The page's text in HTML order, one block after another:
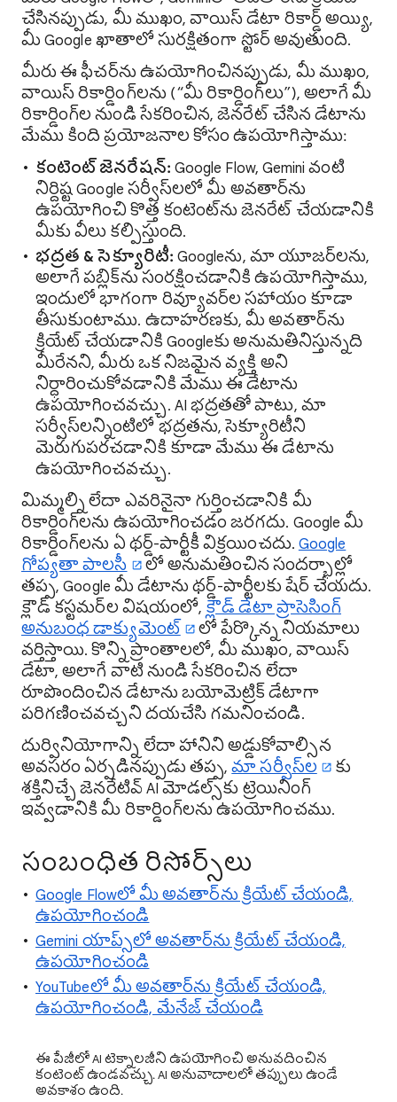
చేసినప్పుడు, మీ ముఖం, వాయిస్ డేటా రికార్డ్ అయ్యి,
మీ Google ఖాతాలో సురక్షితంగా స్టోర్ అవుతుంది.
మీరు ఈ ఫీచర్‌ను ఉపయోగించినప్పుడు, మీ ముఖం,
వాయిస్ రికార్డింగ్‌లను (“మీ రికార్డింగ్‌లు”), అలాగే మీ
రికార్డింగ్‌ల నుండి సేక‌రించిన‌, జెనరేట్ చేసిన డేటాను
మేము కింది ప్రయోజనాల కోసం ఉపయోగిస్తాము:
కంటెంట్ జెనరేషన్: Google Flow, Gemini వంటి
నిర్దిష్ట Google సర్వీస్‌లలో మీ అవతార్‌ను
ఉపయోగించి కొత్త కంటెంట్‌ను జెనరేట్ చేయడానికి
మీకు వీలు కల్పిస్తుంది.
భద్రత & సెక్యూరిటీ: Googleను, మా యూజర్‌లను,
అలాగే పబ్లిక్‌ను సంరక్షించడానికి ఉపయోగిస్తాము,
ఇందులో భాగంగా రివ్యూవర్‌ల సహాయం కూడా
తీసుకుంటాము. ఉదాహరణకు, మీ అవతార్‌ను
క్రియేట్ చేయడానికి Googleకు అనుమతినిస్తున్నది
మీరేనని, మీరు ఒక నిజమైన వ్యక్తి అని
నిర్ధారించుకోవడానికి మేము ఈ డేటాను
ఉపయోగించవచ్చు. AI భద్రతతో పాటు, మా
సర్వీస్‌లన్నింటిలో భద్రతను, సెక్యూరిటీని
మెరుగుపరచడానికి కూడా మేము ఈ డేటాను
ఉపయోగించవచ్చు.
మిమ్మల్ని లేదా ఎవరినైనా గుర్తించడానికి మీ
రికార్డింగ్‌లను ఉపయోగించడం జరగదు. Google మీ
రికార్డింగ్‌లను ఏ థర్డ్-పార్టీకీ విక్రయించదు. Google
గోప్యతా పాలసీ
లో అనుమతించిన సందర్భాల్లో
తప్ప, Google మీ డేటాను థర్డ్-పార్టీలకు షేర్ చేయదు.
క్లౌడ్ కస్టమర్‌ల విషయంలో, క్లౌడ్ డేటా ప్రాసెసింగ్
అనుబంధ డాక్యుమెంట్
‌లో పేర్కొన్న నియమాలు
వర్తిస్తాయి. కొన్ని ప్రాంతాలలో, మీ ముఖం, వాయిస్
డేటా, అలాగే వాటి నుండి సేకరించిన లేదా
రూపొందించిన డేటాను బయోమెట్రిక్ డేటాగా
పరిగణించవచ్చని దయచేసి గమనించండి.
దుర్వినియోగాన్ని లేదా హానిని అడ్డుకోవాల్సిన
అవసరం ఏర్పడినప్పుడు తప్ప,మా సర్వీస్‌ల
కు
శక్తినిచ్చే జెనరేటివ్ AI మోడల్స్‌కు ట్రెయినింగ్
ఇవ్వడానికి మీ రికార్డింగ్‌లను ఉపయోగించము.
సంబంధిత రిసోర్స్‌లు
Google Flowలో మీ అవతార్‌ను క్రియేట్ చేయండి,
ఉపయోగించండి
Gemini యాప్స్‌లో అవతార్‌ను క్రియేట్ చేయండి,
ఉపయోగించండి
YouTubeలో మీ అవతార్‌ను క్రియేట్ చేయండి,
ఉపయోగించండి, మేనేజ్ చేయండి
ఈ పేజీలో AI టెక్నాలజీని ఉపయోగించి అనువదించిన
కంటెంట్ ఉండవచ్చు. AI అనువాదాలలో తప్పులు ఉండే
అవకాశం ఉంది.